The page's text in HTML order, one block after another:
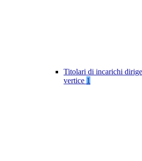
Titolari di incarichi
vertice 1